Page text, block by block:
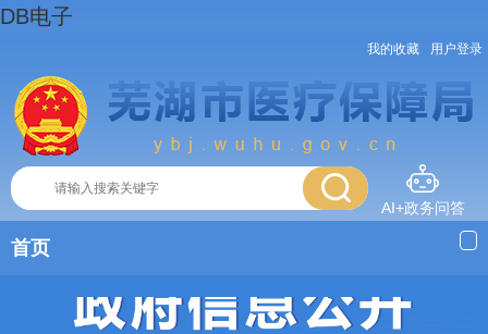
DB电子
我的收藏 用户登录
AI+政务问答
首页